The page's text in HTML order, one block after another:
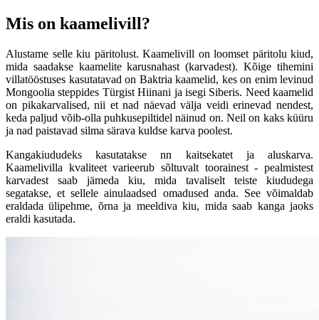
Mis on kaamelivill?
Alustame selle kiu päritolust. Kaamelivill on loomset päritolu kiud,
mida saadakse kaamelite karusnahast (karvadest). Kõige tihemini
villatööstuses kasutatavad on Baktria kaamelid, kes on enim levinud
Mongoolia steppides Türgist Hiinani ja isegi Siberis. Need kaamelid
on pikakarvalised, nii et nad näevad välja veidi erinevad nendest,
keda paljud võib-olla puhkusepiltidel näinud on. Neil on kaks küüru
ja nad paistavad silma särava kuldse karva poolest.
Kangakiududeks kasutatakse nn kaitsekatet ja aluskarva.
Kaamelivilla kvaliteet varieerub sõltuvalt toorainest - pealmistest
karvadest saab jämeda kiu, mida tavaliselt teiste kiududega
segatakse, et sellele ainulaadsed omadused anda. See võimaldab
eraldada ülipehme, õrna ja meeldiva kiu, mida saab kanga jaoks
eraldi kasutada.